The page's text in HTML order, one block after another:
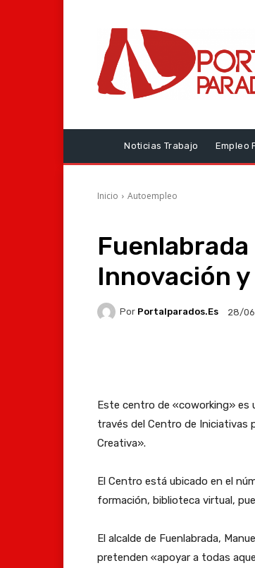
Noticias Trabajo Empleo
Inicio Autoempleo
Innovación
Por Portalparados.es 28/
Este centro de «coworking» es
través del Centro de Iniciativas
Creativa».
El Centro está ubicado en el
formación, biblioteca virtual,
El alcalde de Fuenlabrada,
pretenden «apoyar a todas